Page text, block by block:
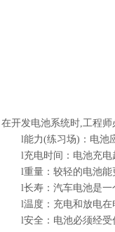
在开发电池系统时,工程师
l能力(练习场) ： 电池
l充电时间 ： 电池充电
l重量 ： 较轻的电池能
l长寿 ： 汽车电池是
l温度 ： 充电和放电
l安全 ： 电池必须经